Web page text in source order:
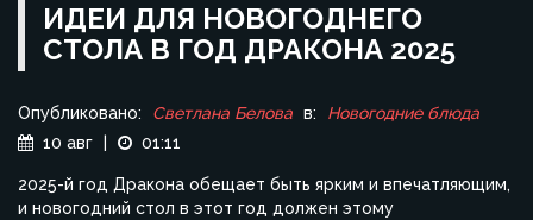
ИДЕИ ДЛЯ НОВОГОДНЕГО
СТОЛА В ГОД ДРАКОНА 2025
Опубликовано: Светлана Белова в:
Новогодние блюда
10 авг
01:11
2025-й год Дракона обещает быть ярким и впечатляющим,
и новогодний стол в этот год должен этому